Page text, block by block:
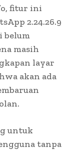
fitur ini
2.24.26.9
belum
masih
layar
akan ada
untuk
tanpa